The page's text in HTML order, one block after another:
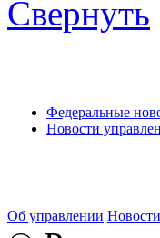
Федеральные
Новости
Об управлении Новости